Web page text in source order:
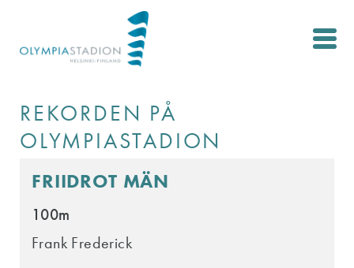
content
REKORDEN PÅ
OLYMPIASTADION
FRIIDROT MÄN
100m
Frank Frederick